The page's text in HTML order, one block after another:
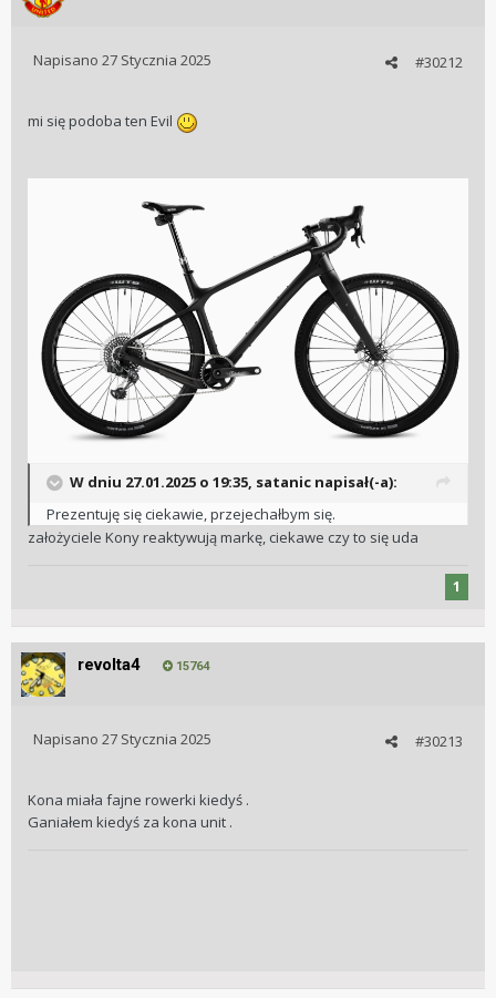
#30212
Napisano 27 Stycznia 2025
mi się podoba ten Evil
W dniu 27.01.2025 o 19:35, satanic napisał(-a):
Prezentuję się ciekawie, przejechałbym się.
założyciele Kony reaktywują markę, ciekawe czy to się uda
1
revolta4 15764
#30213
Napisano 27 Stycznia 2025
Kona miała fajne rowerki kiedyś .
Ganiałem kiedyś za kona unit .